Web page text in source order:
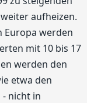
aufheizen.
Europa werden
mit 10 bis 17
werden den
etwa den
- nicht in